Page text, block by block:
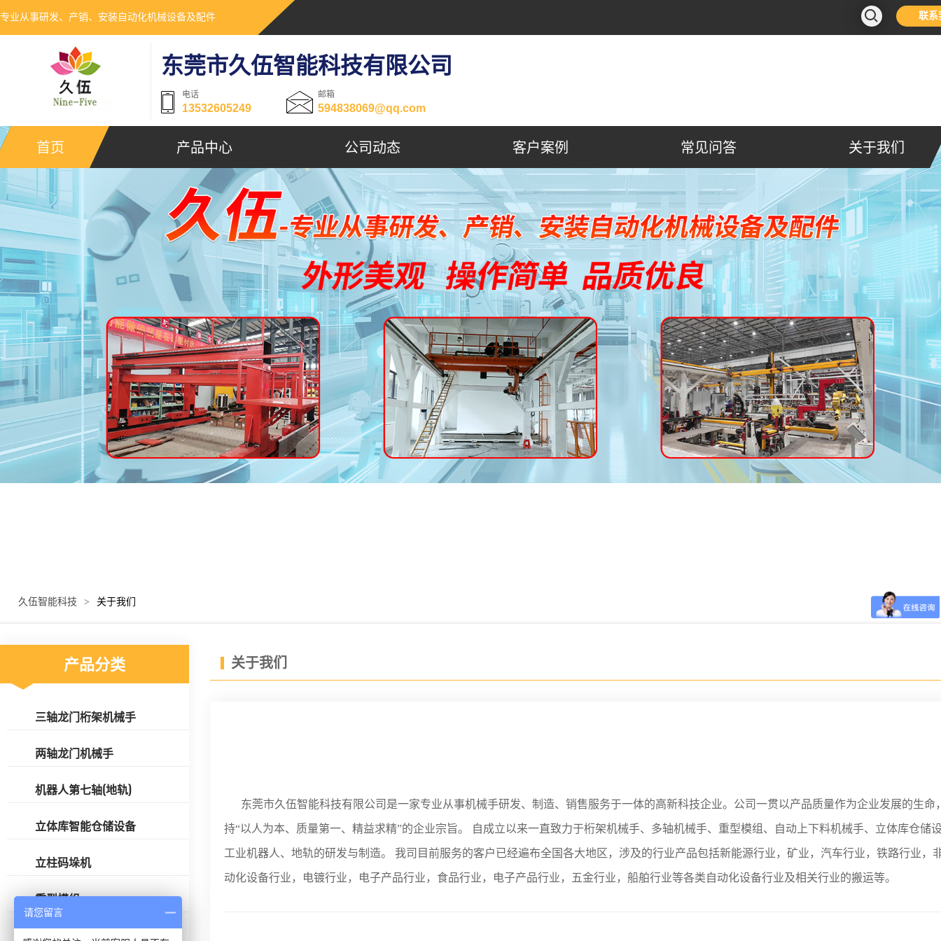
专业从事研发、产销、安装自动化机械设备及配件 联系
东莞市久伍智能科技有限公司
电话
13532605249
邮箱
594838069@qq.com
首页 产品中心 公司动态 客户案例 常见问答 关于我们
久伍智能科技 > 关于我们
产品分类
三轴龙门桁架机械手
两轴龙门机械手
机器人第七轴(地轨)
立体库智能仓储设备
立柱码垛机
重型模组
丝杆模组
关于我们
东莞市久伍智能科技有限公司是一家专业从事机械手研发、制造、销售服务于一体的高新科技企业。公司一贯以产品质量作为企业发展的生命
持“以人为本、质量第一、精益求精”的企业宗旨。 自成立以来一直致力于桁架机械手、多轴机械手、重型模组、自动上下料机械手、立体库仓储
工业机器人、地轨的研发与制造。 我司目前服务的客户已经遍布全国各大地区，涉及的行业产品包括新能源行业，矿业，汽车行业，铁路行业，
动化设备行业，电镀行业，电子产品行业，食品行业，电子产品行业，五金行业，船舶行业等各类自动化设备行业及相关行业的搬运等。
请您留言